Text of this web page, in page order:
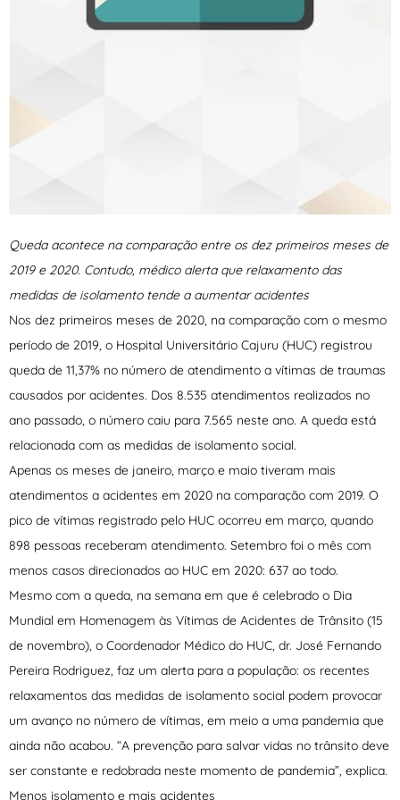
Queda acontece na comparação entre os dez primeiros meses de
2019 e 2020. Contudo, médico alerta que relaxamento das
medidas de isolamento tende a aumentar acidentes
Nos dez primeiros meses de 2020, na comparação com o mesmo
período de 2019, o Hospital Universitário Cajuru (HUC) registrou
queda de 11,37% no número de atendimento a vítimas de traumas
causados por acidentes. Dos 8.535 atendimentos realizados no
ano passado, o número caiu para 7.565 neste ano. A queda está
relacionada com as medidas de isolamento social.
Apenas os meses de janeiro, março e maio tiveram mais
atendimentos a acidentes em 2020 na comparação com 2019. O
pico de vítimas registrado pelo HUC ocorreu em março, quando
898 pessoas receberam atendimento. Setembro foi o mês com
menos casos direcionados ao HUC em 2020: 637 ao todo.
Mesmo com a queda, na semana em que é celebrado o Dia
Mundial em Homenagem às Vítimas de Acidentes de Trânsito (15
de novembro), o Coordenador Médico do HUC, dr. José Fernando
Pereira Rodriguez, faz um alerta para a população: os recentes
relaxamentos das medidas de isolamento social podem provocar
um avanço no número de vítimas, em meio a uma pandemia que
ainda não acabou. “A prevenção para salvar vidas no trânsito deve
ser constante e redobrada neste momento de pandemia”, explica.
Menos isolamento e mais acidentes